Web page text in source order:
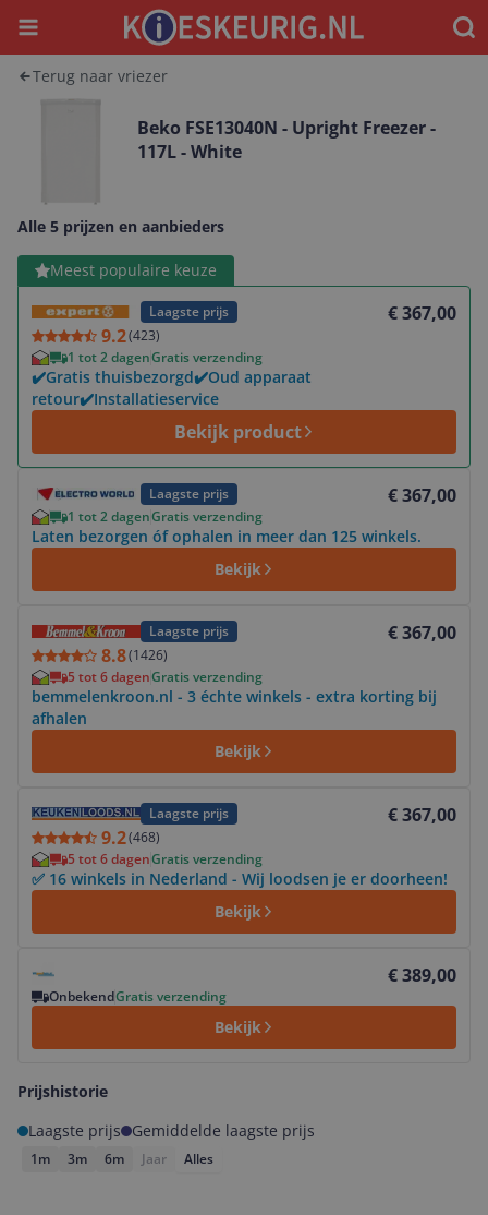
Menu
Terug naar vriezer
Beko FSE13040N - Upright Freezer -
117L - White
Alle 5 prijzen en aanbieders
Meest populaire keuze
Laagste prijs
9.2(423)
€ 367,00
1 tot 2 dagenGratis verzending
✔️Gratis thuisbezorgd✔️Oud apparaat
retour✔️Installatieservice
Bekijk product
Bekijk product
Laagste prijs € 367,00
1 tot 2 dagenGratis verzending
Laten bezorgen óf ophalen in meer dan 125 winkels.
Bekijk
Laagste prijs
8.8(1426)
€ 367,00
5 tot 6 dagenGratis verzending
bemmelenkroon.nl - 3 échte winkels - extra korting bij
afhalen
Bekijk
Laagste prijs
9.2(468)
€ 367,00
5 tot 6 dagenGratis verzending
✅ 16 winkels in Nederland - Wij loodsen je er doorheen!
Bekijk
€ 389,00
OnbekendGratis verzending
Bekijk
Prijshistorie
Laagste prijs
Gemiddelde laagste prijs
1m 3m 6m Jaar Alles